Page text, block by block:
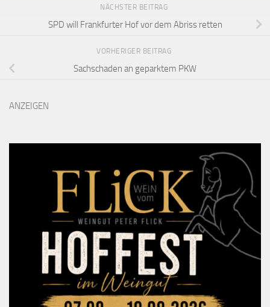
NÄCHSTER BEITRAG
SPD will Frankfurter Hof vor dem Abriss retten
VORHERIGER BEITRAG
Sachschaden an geparktem PKW
ANZEIGEN